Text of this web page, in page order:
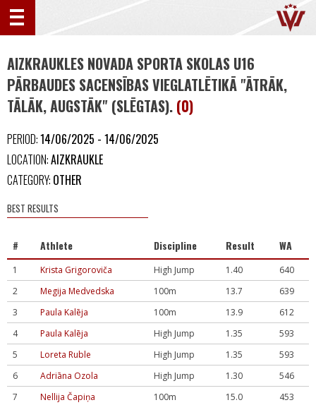
AIZKRAUKLES NOVADA SPORTA SKOLAS U16
PĀRBAUDES SACENSĪBAS VIEGLATLĒTIKĀ "ĀTRĀK,
TĀLĀK, AUGSTĀK" (SLĒGTAS). (0)
PERIOD:14/06/2025 - 14/06/2025
LOCATION:AIZKRAUKLE
CATEGORY: OTHER
BEST RESULTS
# Athlete Discipline Result WA
1 Krista Grigoroviča High Jump 1.40
640
2
Megija Medvedska 100m 13.7
639
3
Paula Kalēja 100m 13.9
612
4
Paula Kalēja High Jump 1.35
593
5
Loreta Ruble High Jump 1.35
593
6
Adriāna Ozola High Jump 1.30
546
7
Nellija Čapiņa 100m 15.0
453